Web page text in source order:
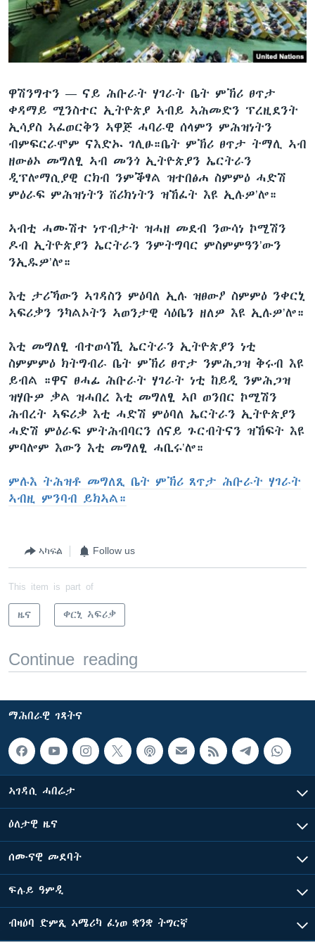
ቂሔ ጽልሚ
ቋንቋታት
ዋሽንግተን — ናይ ሕቡራት ሃገራት ቤት ምኽሪ ፀጥታ
ቀዳማይ ሚንስተር ኢትዮጵያ ኣብይ ኣሕመድን ፕረዚደንት
ኢሳያስ ኣፈወርቅን ኣዋጅ ሓባራዊ ሰላምን ምሕዝነትን
ብምፍርራሞም ናእድኡ ገሊፁ።ቤት ምኽሪ ፀጥታ ትማሊ ኣብ
ዘውፅኦ መግለፂ ኣብ መንጎ ኢትዮጵያን ኤርትራን
ዲፕሎማሲያዊ ርክብ ንምቕፃል ዝተበፅሐ ስምምዕ ሓድሽ
ምዕራፍ ምሕዝነትን ሸሪክነትን ዝኸፈት እዩ ኢሉዎ’ሎ።
ኣብቲ ሓሙሽተ ነጥብታት ዝሓዘ መደብ ንውሳነ ኮሚሽን
ዶብ ኢትዮጵያን ኤርትራን ንምትግባር ምስምምዓን’ውን
ንኢዱዎ’ሎ።
እቲ ታሪኻውን ኣገዳስን ምዕባለ ኢሉ ዝፀውዖ ስምምዕ ንቀርኒ
ኣፍሪቃን ንካልኦትን ኣወንታዊ ሳዕቤን ዘለዎ እዩ ኢሉዎ’ሎ።
እቲ መግለፂ ብተወሳኺ ኤርትራን ኢትዮጵያን ነቲ
ስምምምዕ ክትግብራ ቤት ምኽሪ ፀጥታ ንምሕጋዝ ቅሩብ እዩ
ይብል ።ዋና ፀሓፊ ሕቡራት ሃገራት ነቲ ከይዲ ንምሕጋዝ
ዝሃቡዎ ቃል ዝሓበረ እቲ መግለፂ ኣቦ ወንበር ኮሚሽን
ሕብረት ኣፍሪቃ እቲ ሓድሽ ምዕባለ ኤርትራን ኢትዮጵያን
ሓድሽ ምዕራፍ ምትሕብባርን ሰናይ ጉርብትናን ዝኸፍት እዩ
ምባሎም እውን እቲ መግለፂ ሓቢሩ’ሎ።
ምሉእ ትሕዝቶ መግለጺ ቤት ምኽሪ ጸጥታ ሕቡራት ሃገራት
ኣብዚ ምንባብ ይክኣል።
ኣካፍል Follow us
This item is part of
ዜና ቀርኒ ኣፍሪቃ
Continue reading
ማሕበራዊ ገጻትና
ኣገዳሲ ሓበሬታ
ዕለታዊ ዜና
ሰሙናዊ መደባት
ፍሉይ ዓምዲ
ብዛዕባ ድምጺ ኣሜሪካ ፈነወ ቋንቋ ትግርኛ